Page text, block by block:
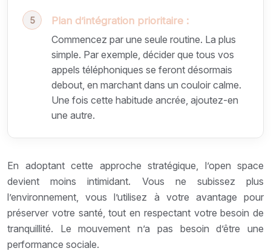
Plan d’intégration prioritaire :
Commencez par une seule routine. La plus
simple. Par exemple, décider que tous vos
appels téléphoniques se feront désormais
debout, en marchant dans un couloir calme.
Une fois cette habitude ancrée, ajoutez-en
une autre.
En adoptant cette approche stratégique, l’open space
devient moins intimidant. Vous ne subissez plus
l’environnement, vous l’utilisez à votre avantage pour
préserver votre santé, tout en respectant votre besoin de
tranquillité. Le mouvement n’a pas besoin d’être une
performance sociale.